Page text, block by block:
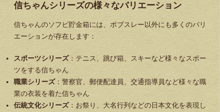
信ちゃんシリーズの様々なバリエーション
信ちゃんのソフビ貯金箱には、ボブスレー以外にも多くのバリ
エーションが存在します：
スポーツシリーズ：テニス、跳び箱、スキーなど様々なスポー
ツをする信ちゃん
職業シリーズ：警察官、郵便配達員、交通指導員など様々な職
業の衣装を着た信ちゃん
伝統文化シリーズ：お祭り、大名行列などの日本文化を表現し